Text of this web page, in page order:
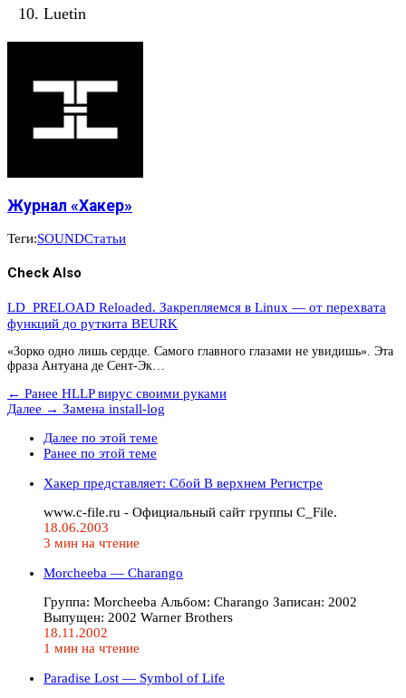
Luetin
Журнал «Хакер»
Теги:SOUNDСтатьи
Check Also
LD_PRELOAD Reloaded. Закрепляемся в Linux — от перехвата
функций до руткита BEURK
«Зорко одно лишь сердце. Самого главного глазами не увидишь». Эта
фраза Антуана де Сент-Эк…
← Ранее HLLP вирус своими руками
Далее → Замена install-log
Далее по этой теме
Ранее по этой теме
Хакер представляет: Сбой В верхнем Регистре
www.c-file.ru - Официальный сайт группы C_File.
18.06.2003
3 мин на чтение
Morcheeba — Charango
Группа: Morcheeba Альбом: Charango Записан: 2002
Выпущен: 2002 Warner Brothers
18.11.2002
1 мин на чтение
Paradise Lost — Symbol of Life